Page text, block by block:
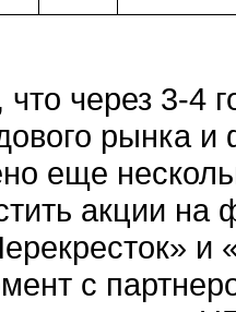
что через 3-4
рынка и
еще
акции
и
с